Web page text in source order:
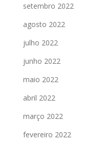
setembro 2022
agosto 2022
julho 2022
junho 2022
maio 2022
abril 2022
março 2022
fevereiro 2022